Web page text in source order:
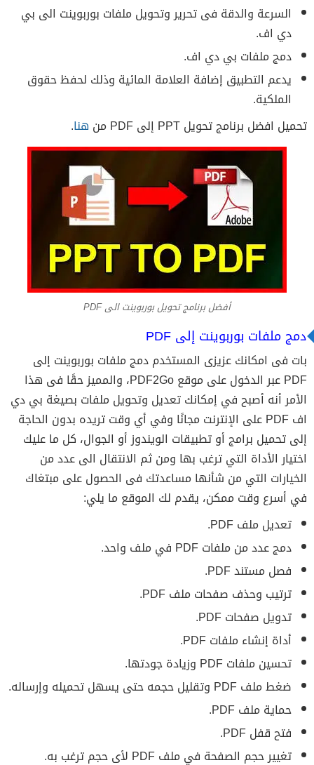
السرعة والدقة فى تحرير وتحويل ملفات بوربوينت الى بي
دي اف.
دمج ملفات بي دي اف.
يدعم التطبيق إضافة العلامة المائية وذلك لحفظ حقوق
الملكية.
تحميل افضل برنامج تحويل PPT إلى PDF من
هنا.
أفضل برنامج تحويل بوربوينت الى PDF
دمج ملفات بوربوينت إلى PDF
بات فى امكانك عزيزى المستخدم دمج ملفات بوربوينت إلى
PDF عبر الدخول على موقع PDF2Go، والمميز حقًا فى هذا
الأمر أنه أصبح في إمكانك تعديل وتحويل ملفات بصيغة بي دي
اف PDF على الإنترنت مجانًا وفي أي وقت تريده بدون الحاجة
إلى تحميل برامج أو تطبيقات الويندوز أو الجوال، كل ما عليك
اختيار الأداة التي ترغب بها ومن ثم الانتقال الى عدد من
الخيارات التي من شأنها مساعدتك فى الحصول على مبتغاك
في أسرع وقت ممكن، يقدم لك الموقع ما يلي:
تعديل ملف PDF.
دمج عدد من ملفات PDF في ملف واحد.
فصل مستند PDF.
ترتيب وحذف صفحات ملف PDF.
تدويل صفحات PDF.
أداة إنشاء ملفات PDF.
تحسين ملفات PDF وزيادة جودتها.
ضغط ملف PDF وتقليل حجمه حتى يسهل تحميله وإرساله.
حماية ملف PDF.
فتح قفل PDF.
تغيير حجم الصفحة في ملف PDF لأى حجم ترغب به.